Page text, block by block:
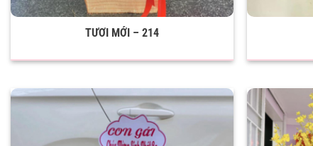
TƯƠI MỚI – 214